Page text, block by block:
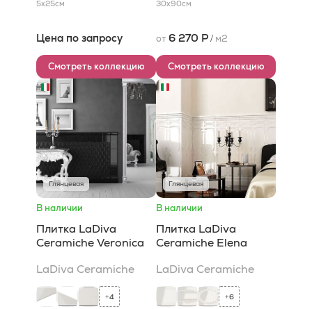
5x25см
Цена по запросу
Смотреть коллекцию
30x90см
от 6 270 Р/ м2
Смотреть коллекцию
Глянцевая
В наличии
Плитка LaDiva
Сeramiche Veronica
LaDiva Сeramiche
+4
Глянцевая
В наличии
Плитка LaDiva
Сeramiche Elena
LaDiva Сeramiche
+6